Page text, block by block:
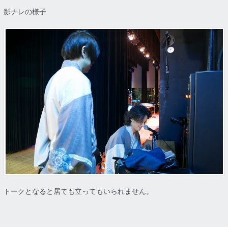
影ナレの様子
トークとなると居ても立ってもいられません。